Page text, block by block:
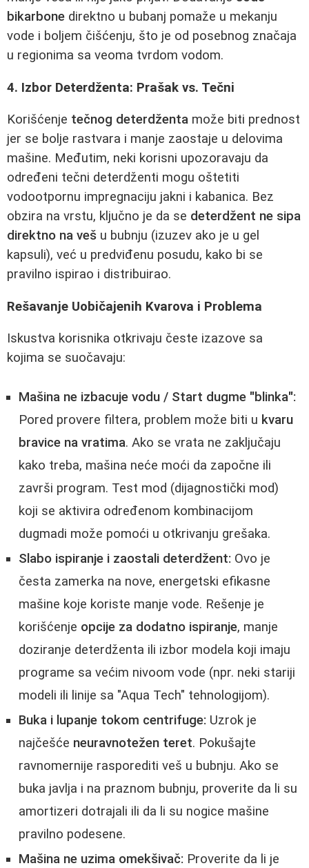
bikarbone direktno u bubanj pomaže u mekanju
vode i boljem čišćenju, što je od posebnog značaja
u regionima sa veoma tvrdom vodom.
4. Izbor Deterdženta: Prašak vs. Tečni
Korišćenje tečnog deterdženta može biti prednost
jer se bolje rastvara i manje zaostaje u delovima
mašine. Međutim, neki korisni upozoravaju da
određeni tečni deterdženti mogu oštetiti
vodootpornu impregnaciju jakni i kabanica. Bez
obzira na vrstu, ključno je da se deterdžent ne sipa
direktno na veš u bubnju (izuzev ako je u gel
kapsuli), već u predviđenu posudu, kako bi se
pravilno ispirao i distribuirao.
Rešavanje Uobičajenih Kvarova i Problema
Iskustva korisnika otkrivaju česte izazove sa
kojima se suočavaju:
Mašina ne izbacuje vodu / Start dugme "blinka":
Pored provere filtera, problem može biti u kvaru
bravice na vratima. Ako se vrata ne zaključaju
kako treba, mašina neće moći da započne ili
završi program. Test mod (dijagnostički mod)
koji se aktivira određenom kombinacijom
dugmadi može pomoći u otkrivanju grešaka.
Slabo ispiranje i zaostali deterdžent: Ovo je
česta zamerka na nove, energetski efikasne
mašine koje koriste manje vode. Rešenje je
korišćenje opcije za dodatno ispiranje, manje
doziranje deterdženta ili izbor modela koji imaju
programe sa većim nivoom vode (npr. neki stariji
modeli ili linije sa "Aqua Tech" tehnologijom).
Buka i lupanje tokom centrifuge: Uzrok je
najčešće neuravnotežen teret. Pokušajte
ravnomernije rasporediti veš u bubnju. Ako se
buka javlja i na praznom bubnju, proverite da li su
amortizeri dotrajali ili da li su nogice mašine
pravilno podesene.
Mašina ne uzima omekšivač: Proverite da li je